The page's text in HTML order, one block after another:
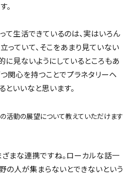
。
て生活できているのは、実はいろん
っていて、そこをあまり見ていない
に見ないようにしているところもあ
つ関心を持つことでプラネタリーヘ
といいなと思います。
活動の展望について教えていただけます
まな連携ですね。ローカルな話一
の人が集まらないとできないという